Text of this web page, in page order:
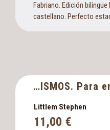
Fabriano. Edición bilingüe
castellano. Perfecto
…ISMOS. Para
Littlem Stephen
11,00 €